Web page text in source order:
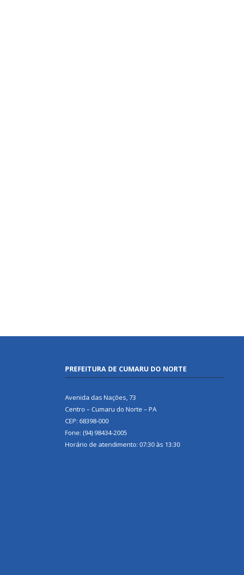
PREFEITURA DE CUMARU DO NORTE
Avenida das Nações, 73
Centro – Cumaru do Norte – PA
CEP: 68398-000
Fone: (94) 98434-2005
Horário de atendimento: 07:30 às 13:30